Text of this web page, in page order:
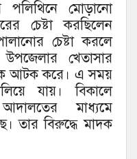
পলিথিনে মোড়ানো
চেষ্টা করছিলেন
চেষ্টা করলে
খেতাসার
আটক করে। এ সময়
যায়। বিকালে
মাধ্যমে
তার বিরুদ্ধে মাদক